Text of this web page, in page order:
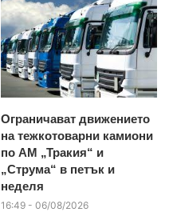
Ограничават движението
на тежкотоварни камиони
по АМ „Тракия“ и
„Струма“ в петък и
неделя
16:49 - 06/08/2026